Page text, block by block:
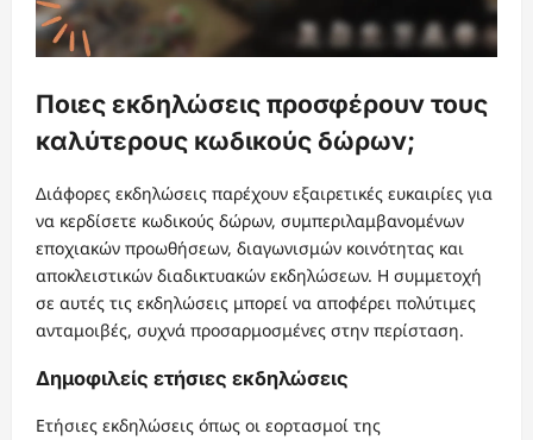
Ποιες εκδηλώσεις προσφέρουν τους
καλύτερους κωδικούς δώρων;
Διάφορες εκδηλώσεις παρέχουν εξαιρετικές ευκαιρίες για
να κερδίσετε κωδικούς δώρων, συμπεριλαμβανομένων
εποχιακών προωθήσεων, διαγωνισμών κοινότητας και
αποκλειστικών διαδικτυακών εκδηλώσεων. Η συμμετοχή
σε αυτές τις εκδηλώσεις μπορεί να αποφέρει πολύτιμες
ανταμοιβές, συχνά προσαρμοσμένες στην περίσταση.
Δημοφιλείς ετήσιες εκδηλώσεις
Ετήσιες εκδηλώσεις όπως οι εορτασμοί της